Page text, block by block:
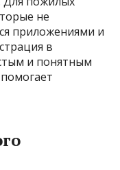
не
приложениями и
в
и понятным